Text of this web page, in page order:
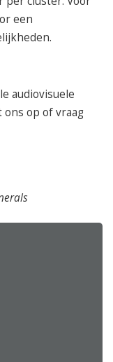
een
audiovisuele
ons op of vraag